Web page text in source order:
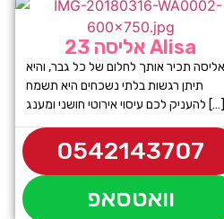
אליסה 23 Alisa
אליסה תכיר אותך לחלום של כל גבר, והיא
תיתן רגשות בלתי נשכחים היא תשמח
להעניק לכם עיסוי אירוטי חושני ומענג […]
0542143707
וואטסאפ